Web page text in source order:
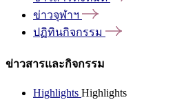
ข่าวจุฬาฯ
ปฏิทินกิจกรรม
ข่าวสารและกิจกรรม
Highlights Highlights